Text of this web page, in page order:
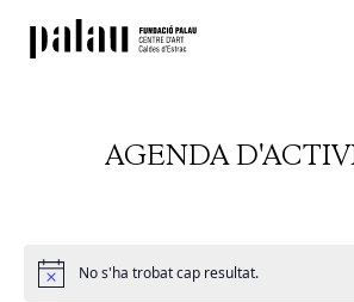
AGENDA
Notice No s'ha trobat cap resultat.